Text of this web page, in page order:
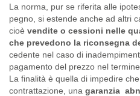
La norma, pur se riferita alle
pegno, si estende anche ad altri
cioè vendite o cessioni nelle
che prevedono la riconsegna
cedente nel caso di
pagamento del prezzo nel
La finalità è quella di impedire
contrattazione, una garanzia